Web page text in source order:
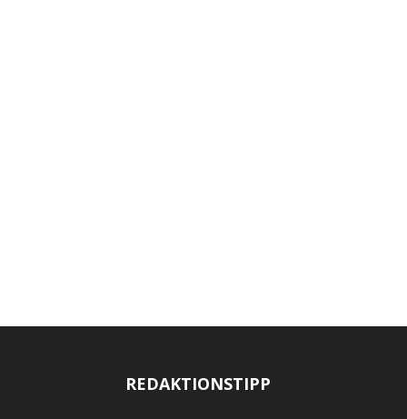
REDAKTIONSTIPP